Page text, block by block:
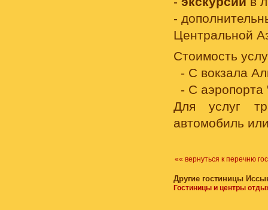
-
Центральной
Стоимость
- С вокзала
- С аэропорта
Для услуг
автомобиль
«« вернуться к перечню
Другие гостиницы
Гостиницы и центры